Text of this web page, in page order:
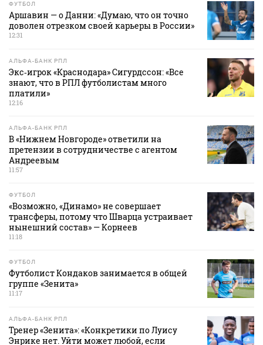
ФУТБОЛ
Аршавин — о Данни: «Думаю, что он точно
доволен отрезком своей карьеры в России»
12:31
АЛЬФА-БАНК РПЛ
Экс‑игрок «Краснодара» Сигурдссон: «Все
знают, что в РПЛ футболистам много
платили»
12:16
АЛЬФА-БАНК РПЛ
В «Нижнем Новгороде» ответили на
претензии в сотрудничестве с агентом
Андреевым
11:57
ФУТБОЛ
«Возможно, «Динамо» не совершает
трансферы, потому что Шварца устраивает
нынешний состав» — Корнеев
11:18
ФУТБОЛ
Футболист Кондаков занимается в общей
группе «Зенита»
11:17
АЛЬФА-БАНК РПЛ
Тренер «Зенита»: «Конкретики по Луису
Энрике нет. Уйти может любой, если